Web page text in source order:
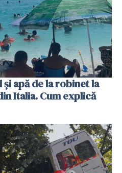
apă de la robinet la
Italia. Cum explică